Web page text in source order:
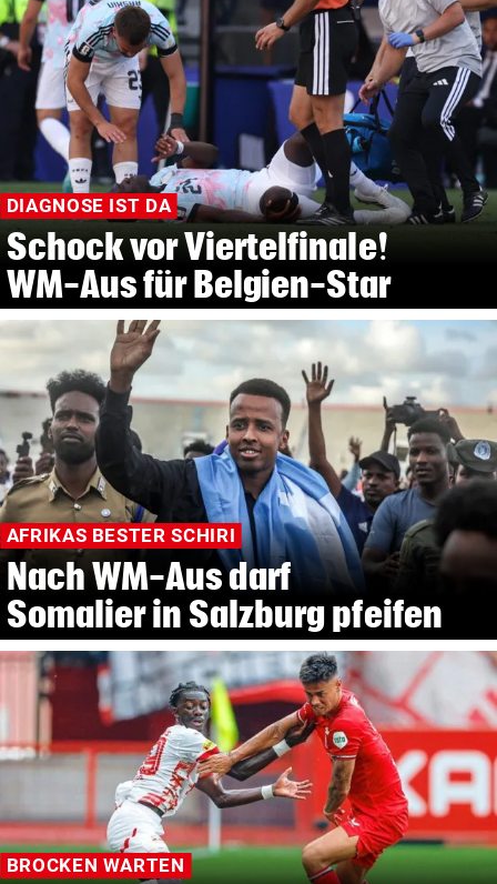
DIAGNOSE IST DA
Schock vor Viertelfinale!
WM-Aus für Belgien-Star
AFRIKAS BESTER SCHIRI
Nach WM-Aus darf
Somalier in Salzburg pfeifen
BROCKEN WARTEN